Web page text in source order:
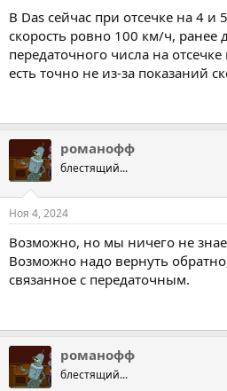
В Das сейчас при отсечке на 4 и
скорость ровно 100 км/ч, ранее
передаточного числа на
есть точно не из-за показаний
романофф
блестящий...
Ноя 4, 2024
Возможно, но мы ничего не
Возможно надо вернуть
связанное с передаточным.
романофф
блестящий...